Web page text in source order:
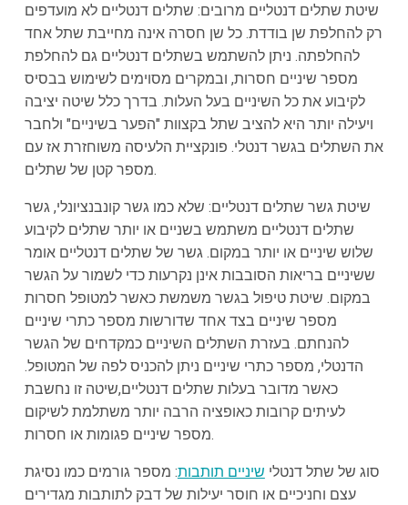
שיטת שתלים דנטליים מרובים: שתלים דנטליים לא מועדפים
רק להחלפת שן בודדת. כל שן חסרה אינה מחייבת שתל אחד
להחלפתה. ניתן להשתמש בשתלים דנטליים גם להחלפת
מספר שיניים חסרות, ובמקרים מסוימים לשימוש בבסיס
לקיבוע את כל השיניים בעל העלות. בדרך כלל שיטה יציבה
ויעילה יותר היא להציב שתל בקצוות "הפער בשיניים" ולחבר
את השתלים בגשר דנטלי. פונקציית הלעיסה משוחזרת אז עם
מספר קטן של שתלים.
שיטת גשר שתלים דנטליים: שלא כמו גשר קונבנציונלי, גשר
שתלים דנטליים משתמש בשניים או יותר שתלים לקיבוע
שלוש שיניים או יותר במקום. גשר של שתלים דנטליים אומר
ששיניים בריאות הסובבות אינן נקרעות כדי לשמור על הגשר
במקום. שיטת טיפול בגשר משמשת כאשר למטופל חסרות
מספר שיניים בצד אחד שדורשות מספר כתרי שיניים
להנחתם. בעזרת השתלים השיניים כמקדחים של הגשר
הדנטלי, מספר כתרי שיניים ניתן להכניס לפה של המטופל.
כאשר מדובר בעלות שתלים דנטליים,שיטה זו נחשבת
לעיתים קרובות כאופציה הרבה יותר משתלמת לשיקום
מספר שיניים פגומות או חסרות.
סוג של שתל דנטלי שיניים תותבות: מספר גורמים כמו נסיגת
עצם וחניכיים או חוסר יעילות של דבק לתותבות מגדירים